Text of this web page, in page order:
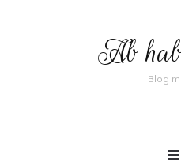
Ab
Blog